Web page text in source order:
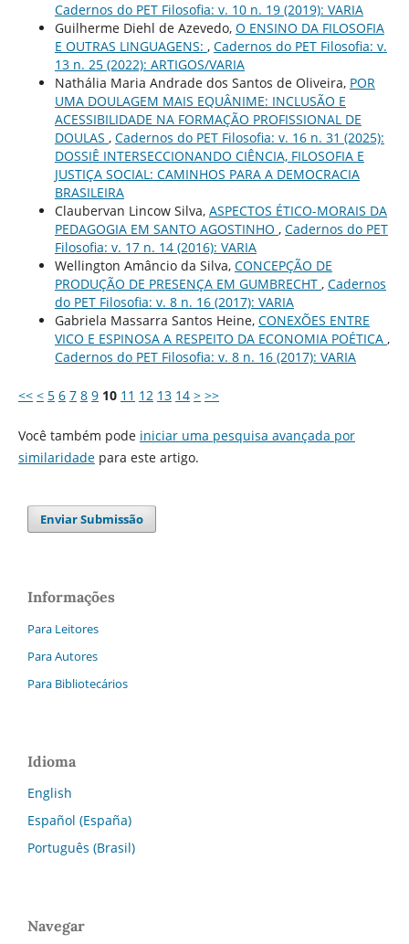
Cadernos do PET Filosofia: v. 10 n. 19 (2019): VARIA
Guilherme Diehl de Azevedo, O ENSINO DA FILOSOFIA
E OUTRAS LINGUAGENS: , Cadernos do PET Filosofia: v.
13 n. 25 (2022): ARTIGOS/VARIA
Nathália Maria Andrade dos Santos de Oliveira, POR
UMA DOULAGEM MAIS EQUÂNIME: INCLUSÃO E
ACESSIBILIDADE NA FORMAÇÃO PROFISSIONAL DE
DOULAS , Cadernos do PET Filosofia: v. 16 n. 31 (2025):
DOSSIÊ INTERSECCIONANDO CIÊNCIA, FILOSOFIA E
JUSTIÇA SOCIAL: CAMINHOS PARA A DEMOCRACIA
BRASILEIRA
Claubervan Lincow Silva, ASPECTOS ÉTICO-MORAIS DA
PEDAGOGIA EM SANTO AGOSTINHO , Cadernos do PET
Filosofia: v. 17 n. 14 (2016): VARIA
Wellington Amâncio da Silva, CONCEPÇÃO DE
PRODUÇÃO DE PRESENÇA EM GUMBRECHT , Cadernos
do PET Filosofia: v. 8 n. 16 (2017): VARIA
Gabriela Massarra Santos Heine, CONEXÕES ENTRE
VICO E ESPINOSA A RESPEITO DA ECONOMIA POÉTICA ,
Cadernos do PET Filosofia: v. 8 n. 16 (2017): VARIA
<< < 5 6 7 8 9 10 11 12 13 14 > >>
Você também pode iniciar uma pesquisa avançada por
similaridadepara este artigo.
Enviar Submissão
Informações
Para Leitores
Para Autores
Para Bibliotecários
Idioma
English
Español (España)
Português (Brasil)
Navegar